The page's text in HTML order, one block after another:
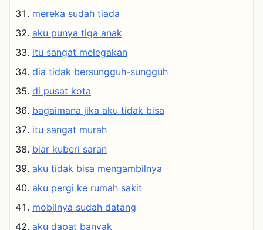
mereka sudah tiada
aku punya tiga anak
itu sangat melegakan
dia tidak bersungguh-sungguh
di pusat kota
bagaimana jika aku tidak bisa
itu sangat murah
biar kuberi saran
aku tidak bisa mengambilnya
aku pergi ke rumah sakit
mobilnya sudah datang
aku dapat banyak